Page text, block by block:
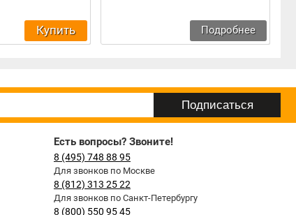
Купить Подробнее
Есть вопросы? Звоните!
8 (495) 748 88 95
Для звонков по Москве
8 (812) 313 25 22
Для звонков по Санкт-Петербургу
8 (800) 550 95 45